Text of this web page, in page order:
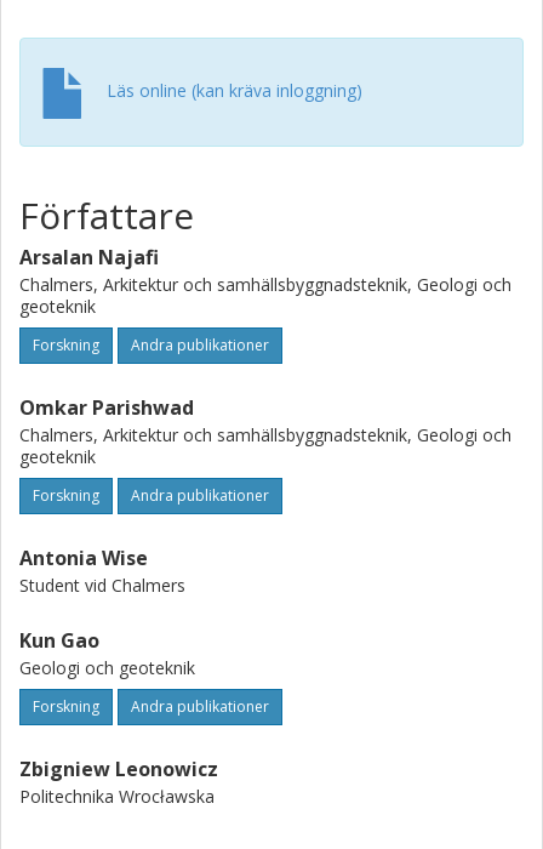
Läs online (kan kräva inloggning)
Författare
Arsalan Najafi
Chalmers, Arkitektur och samhällsbyggnadsteknik, Geologi och
geoteknik
Forskning Andra publikationer
Omkar Parishwad
Chalmers, Arkitektur och samhällsbyggnadsteknik, Geologi och
geoteknik
Forskning Andra publikationer
Antonia Wise
Student vid Chalmers
Kun Gao
Geologi och geoteknik
Forskning Andra publikationer
Zbigniew Leonowicz
Politechnika Wrocławska